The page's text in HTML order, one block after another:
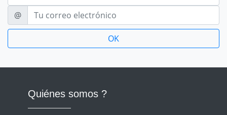
E-mail
@
Quiénes somos ?